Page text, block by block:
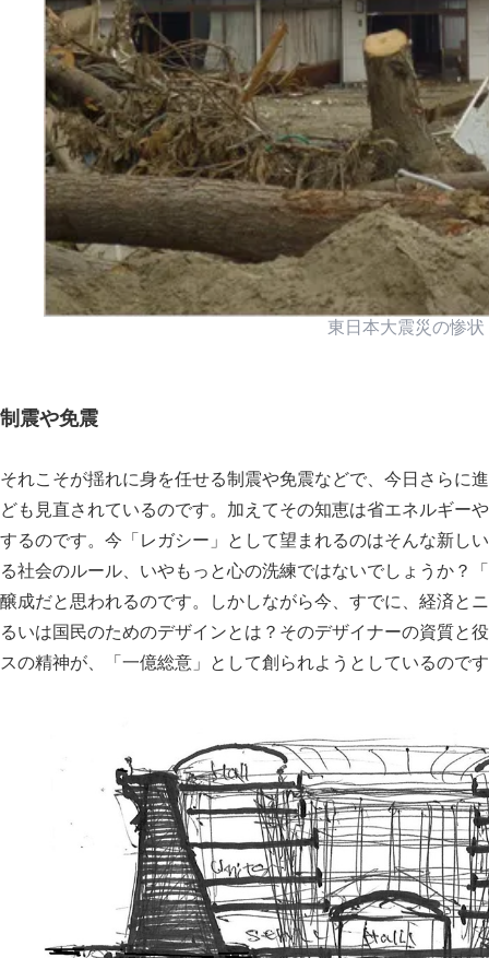
東日本大震災の惨
制震や免震
それこそが揺れに身を任せる制震や免震などで、今日さらに
ども見直されているのです。加えてその知恵は省エネルギー
するのです。今「レガシー」として望まれるのはそんな新し
る社会のルール、いやもっと心の洗練ではないでしょうか？
醸成だと思われるのです。しかしながら今、すでに、経済と
るいは国民のためのデザインとは？そのデザイナーの資質と
スの精神が、「一億総意」として創られようとしているので